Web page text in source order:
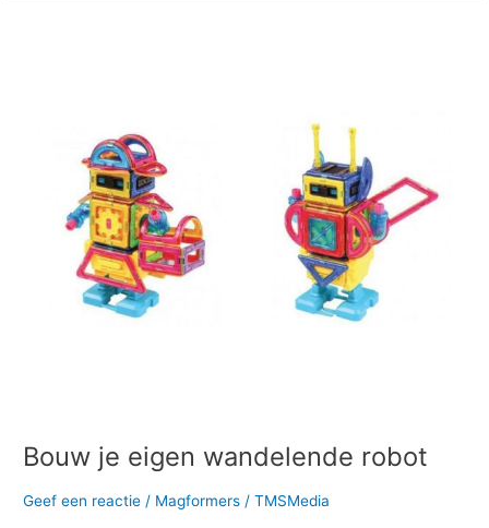
Bouw je eigen wandelende robot
Geef een reactie / Magformers /TMSMedia